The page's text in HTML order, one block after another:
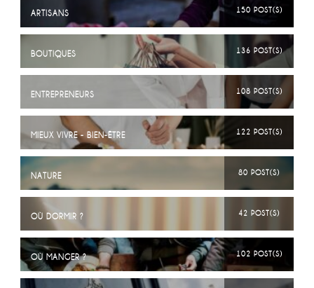
ARTISANS 150 POST(S)
BOUTIQUES 136 POST(S)
ENTREPRENEURS 108 POST(S)
MIEUX VIVRE - BIEN-ÊTRE 122 POST(S)
NATURE 80 POST(S)
OÙ DORMIR ? 42 POST(S)
OÙ MANGER ? 102 POST(S)